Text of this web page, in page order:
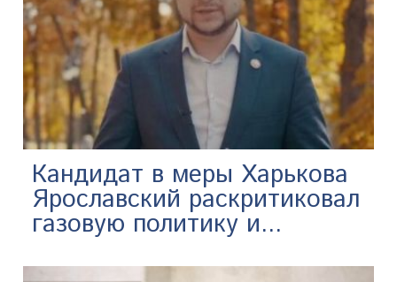
Кандидат в меры Харькова
Ярославский раскритиковал
газовую политику и...